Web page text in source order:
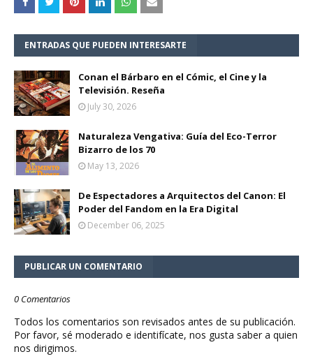
ENTRADAS QUE PUEDEN INTERESARTE
Conan el Bárbaro en el Cómic, el Cine y la
Televisión. Reseña
July 30, 2026
Naturaleza Vengativa: Guía del Eco-Terror
Bizarro de los 70
May 13, 2026
De Espectadores a Arquitectos del Canon: El
Poder del Fandom en la Era Digital
December 06, 2025
PUBLICAR UN COMENTARIO
0 Comentarios
Todos los comentarios son revisados antes de su publicación.
Por favor, sé moderado e identifícate, nos gusta saber a quien
nos dirigimos.